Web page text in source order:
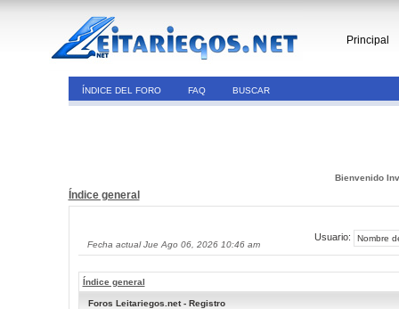
Principal
ÍNDICE DEL FORO FAQ BUSCAR
Bienvenido
Índice general
Fecha actual Jue Ago 06, 2026 10:46 am
Usuario:
Índice general
Foros Leitariegos.net - Registro